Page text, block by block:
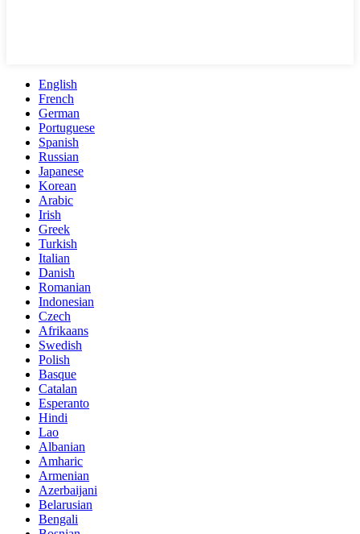
English
French
German
Portuguese
Spanish
Russian
Japanese
Korean
Arabic
Irish
Greek
Turkish
Italian
Danish
Romanian
Indonesian
Czech
Afrikaans
Swedish
Polish
Basque
Catalan
Esperanto
Hindi
Lao
Albanian
Amharic
Armenian
Azerbaijani
Belarusian
Bengali